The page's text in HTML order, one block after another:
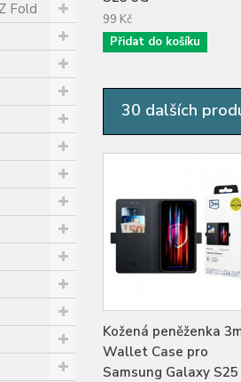
Fold
99 Kč
Přidat do košíku
30 dalších
Kožená peněženka
Wallet Case pro
Samsung Galaxy S25